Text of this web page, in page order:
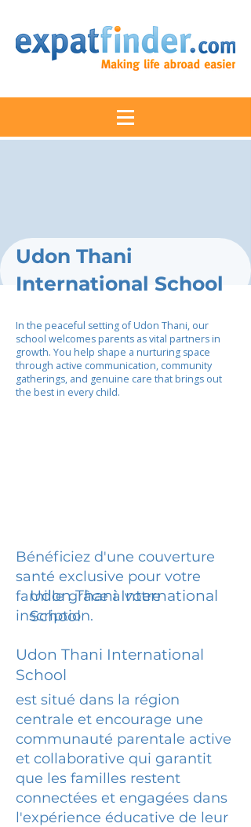
Udon Thani
International School
In the peaceful setting of Udon Thani, our
school welcomes parents as vital partners in
growth. You help shape a nurturing space
through active communication, community
gatherings, and genuine care that brings out
the best in every child.
Bénéficiez d'une couverture
santé exclusive pour votre
famille grâce à votre
inscription.
Udon Thani International
School
Udon Thani International
School
est situé dans la région
centrale et encourage une
communauté parentale active
et collaborative qui garantit
que les familles restent
connectées et engagées dans
l'expérience éducative de leur